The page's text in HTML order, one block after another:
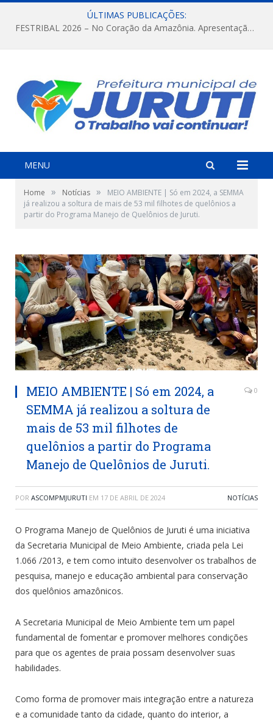
ÚLTIMAS PUBLICAÇÕES:
FESTRIBAL 2026 – No Coração da Amazônia. Apresentação da Munduruku.
MENU
Home » Notícias »
MEIO AMBIENTE | Só em 2024, a SEMMA
já realizou a soltura de mais de 53 mil filhotes de quelônios a
partir do Programa Manejo de Quelônios de Juruti.
MEIO AMBIENTE | Só em 2024, a
SEMMA já realizou a soltura de
mais de 53 mil filhotes de
quelônios a partir do Programa
Manejo de Quelônios de Juruti.
0
POR ASCOMPMJURUTI EM 17 DE ABRIL DE 2024 NOTÍCIAS
O Programa Manejo de Quelônios de Juruti é uma iniciativa
da Secretaria Municipal de Meio Ambiente, criada pela Lei
1.066 /2013, e tem como intuito desenvolver os trabalhos de
pesquisa, manejo e educação ambiental para conservação
dos quelônios amazônicos.
A Secretaria Municipal de Meio Ambiente tem um papel
fundamental de fomentar e promover melhores condições
para que os agentes de praia possam desenvolver suas
habilidades.
Como forma de promover mais integração entre a natureza
e a comunidade tanto da cidade, quanto do interior, a